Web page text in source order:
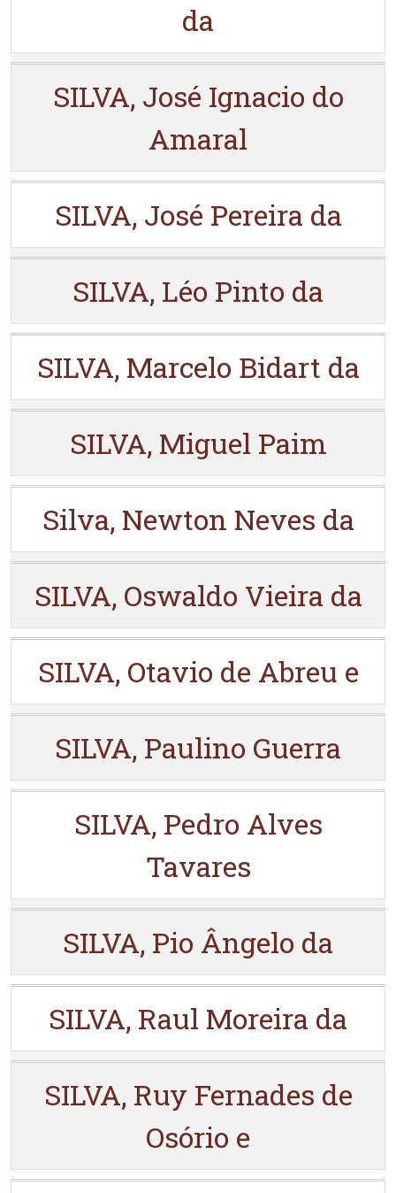
da
SILVA, José Ignacio do
Amaral
SILVA, José Pereira da
SILVA, Léo Pinto da
SILVA, Marcelo Bidart da
SILVA, Miguel Paim
Silva, Newton Neves da
SILVA, Oswaldo Vieira da
SILVA, Otavio de Abreu e
SILVA, Paulino Guerra
SILVA, Pedro Alves
Tavares
SILVA, Pio Ângelo da
SILVA, Raul Moreira da
SILVA, Ruy Fernades de
Osório e